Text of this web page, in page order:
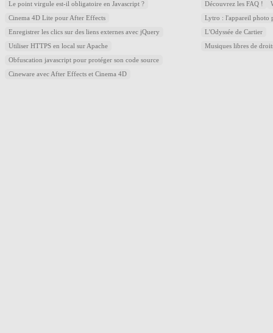
Le point virgule est-il obligatoire en Javascript ?
Cinema 4D Lite pour After Effects
Enregistrer les clics sur des liens externes avec jQuery
Utiliser HTTPS en local sur Apache
Obfuscation javascript pour protéger son code source
Cineware avec After Effects et Cinema 4D
Découvrez les FAQ !
Lytro : l'appareil photo
L'Odyssée de Cartier
Musiques libres de